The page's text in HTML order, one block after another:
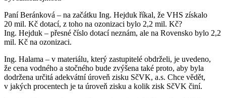
Paní Beránková – na začátku Ing. Hejduk říkal, že VHS získalo
20 mil. Kč dotací, z toho na ozonizaci bylo 2,2 mil. Kč?
Ing. Hejduk – přesné číslo dotací neznám, ale na Rovensko bylo 2,2
mil. Kč na ozonizaci.
Ing. Halama – v materiálu, který zastupitelé obdrželi, je uvedeno,
že cena vodného a stočného bude zvýšena také proto, aby byla
dodržena určitá adekvátní úroveň zisku SčVK, a.s. Chce vědět,
v jakých procentech je ta úroveň zisku a kolik zisk SčVK činí.